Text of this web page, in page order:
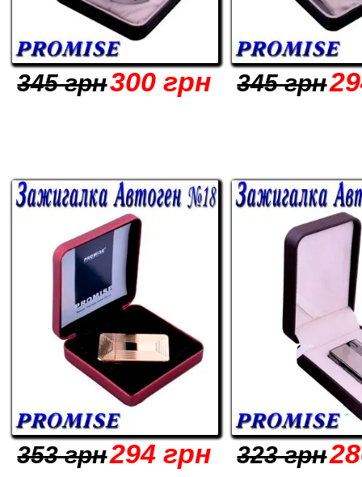
345 грн300 грн 345 грн
353 грн294 грн 323 грн